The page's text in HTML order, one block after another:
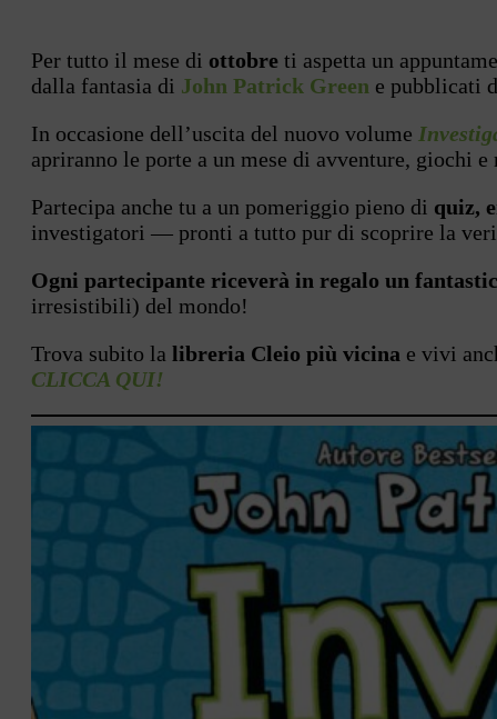
Per tutto il mese di ottobre ti aspetta un
dalla fantasia di John Patrick Green e pubblicati
In occasione dell’uscita del nuovo volume
apriranno le porte a un mese di avventure, giochi
Partecipa anche tu a un pomeriggio pieno di quiz,
investigatori — pronti a tutto pur di scoprire la
Ogni partecipante riceverà in regalo un
irresistibili) del mondo!
Trova subito la libreria Cleio più vicina e vivi
CLICCA QUI!